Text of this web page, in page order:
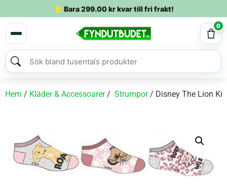
⭐ Bara299.00krkvar till fri frakt!
0
Hem / Kläder & Accessoarer/ Strumpor/ Disney The Lion